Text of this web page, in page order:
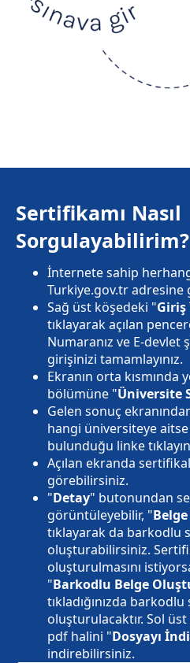
Sertifikamı Nasıl
Sorgulayabilirim?
İnternete sahip
Turkiye.gov.tr adresine
Sağ üst köşedeki "Giriş
tıklayarak açılan
Numaranız ve E-devlet
girişinizi tamamlayınız.
Ekranın orta kısmında
bölümüne "Üniversite
Gelen sonuç
hangi üniversiteye
bulunduğu linke
Açılan ekranda
görebilirsiniz.
"Detay" butonundan
görüntüleyebilir, "
tıklayarak da barkodlu
oluşturabilirsiniz.
oluşturulmasını
"Barkodlu Belge
tıkladığınızda
oluşturulacaktır. Sol
pdf halini "Dosyayı
indirebilirsiniz.